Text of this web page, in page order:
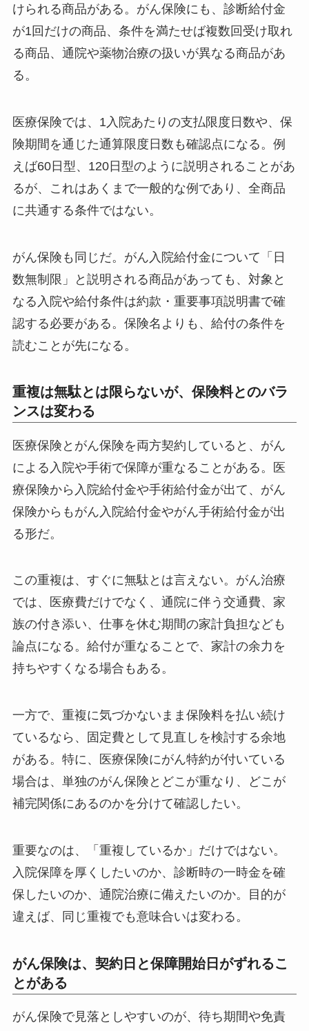
けられる商品がある。がん保険にも、診断給付金
が1回だけの商品、条件を満たせば複数回受け取れ
る商品、通院や薬物治療の扱いが異なる商品があ
る。
医療保険では、1入院あたりの支払限度日数や、保
険期間を通じた通算限度日数も確認点になる。例
えば60日型、120日型のように説明されることがあ
るが、これはあくまで一般的な例であり、全商品
に共通する条件ではない。
がん保険も同じだ。がん入院給付金について「日
数無制限」と説明される商品があっても、対象と
なる入院や給付条件は約款・重要事項説明書で確
認する必要がある。保険名よりも、給付の条件を
読むことが先になる。
重複は無駄とは限らないが、保険料とのバラ
ンスは変わる
医療保険とがん保険を両方契約していると、がん
による入院や手術で保障が重なることがある。医
療保険から入院給付金や手術給付金が出て、がん
保険からもがん入院給付金やがん手術給付金が出
る形だ。
この重複は、すぐに無駄とは言えない。がん治療
では、医療費だけでなく、通院に伴う交通費、家
族の付き添い、仕事を休む期間の家計負担なども
論点になる。給付が重なることで、家計の余力を
持ちやすくなる場合もある。
一方で、重複に気づかないまま保険料を払い続け
ているなら、固定費として見直しを検討する余地
がある。特に、医療保険にがん特約が付いている
場合は、単独のがん保険とどこが重なり、どこが
補完関係にあるのかを分けて確認したい。
重要なのは、「重複しているか」だけではない。
入院保障を厚くしたいのか、診断時の一時金を確
保したいのか、通院治療に備えたいのか。目的が
違えば、同じ重複でも意味合いは変わる。
がん保険は、契約日と保障開始日がずれるこ
とがある
がん保険で見落としやすいのが、待ち期間や免責